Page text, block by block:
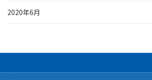
2020年6月